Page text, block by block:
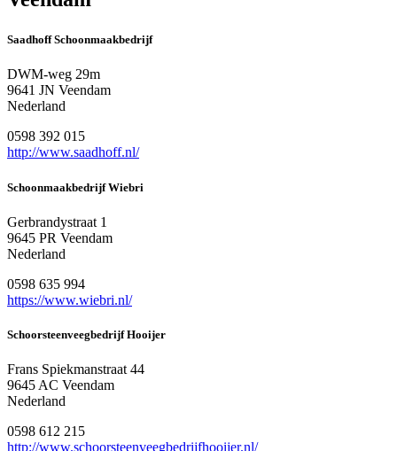
Saadhoff Schoonmaakbedrijf
DWM-weg 29m
9641 JN Veendam
Nederland
0598 392 015
http://www.saadhoff.nl/
Schoonmaakbedrijf Wiebri
Gerbrandystraat 1
9645 PR Veendam
Nederland
0598 635 994
https://www.wiebri.nl/
Schoorsteenveegbedrijf Hooijer
Frans Spiekmanstraat 44
9645 AC Veendam
Nederland
0598 612 215
http://www.schoorsteenveegbedrijfhooijer.nl/